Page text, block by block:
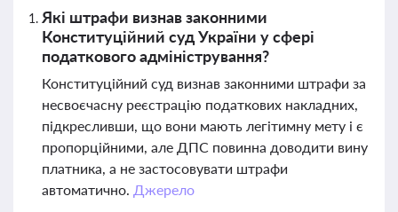
Які штрафи визнав законними
Конституційний суд України у сфері
податкового адміністрування?
Конституційний суд визнав законними штрафи за
несвоєчасну реєстрацію податкових накладних,
підкресливши, що вони мають легітимну мету і є
пропорційними, але ДПС повинна доводити вину
платника, а не застосовувати штрафи
автоматично. Джерело